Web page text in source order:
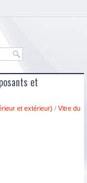
et
et extérieur) / Vitre du